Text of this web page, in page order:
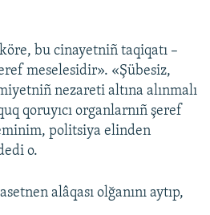
bu cinayetniñ taqiqatı –
meselesidir». «Şübesiz,
nezareti altına alınmalı
qoruyıcı organlarnıñ şeref
politsiya elinden
o.
alâqası olğanını aytıp,